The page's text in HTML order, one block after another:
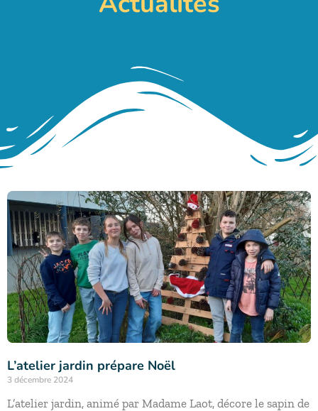
L’atelier jardin prépare Noël
3 décembre 2024
L’atelier jardin, animé par Madame Laot, décore le sapin de